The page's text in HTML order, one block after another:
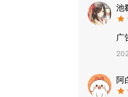
池
广
阿